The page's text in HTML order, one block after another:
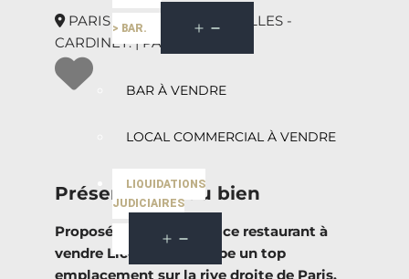
> BAR.
BAR À VENDRE
LOCAL COMMERCIAL À VENDRE
LIQUIDATIONS
JUDICIAIRES
PARIS SECTEUR BATIGNOLLES -
CARDINET. | PARIS
Présentation du bien
Proposé en exclusivité, ce restaurant à
vendre Licence IV occupe un top
emplacement sur la rive droite de Paris,